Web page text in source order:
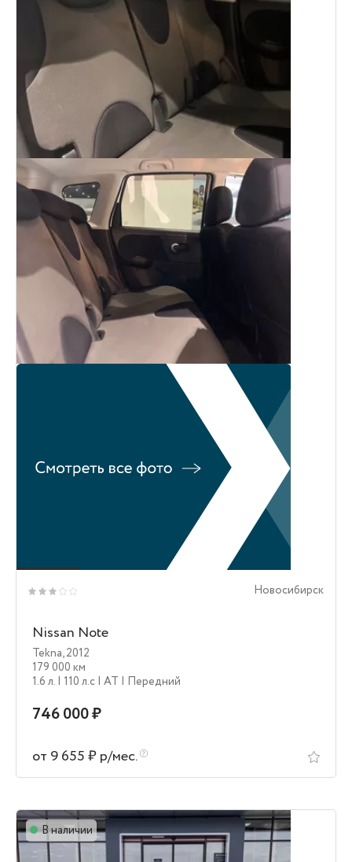
Новосибирск
Nissan Note
Tekna,2012
179 000 км
1.6 л. | 110 л.c | AT | Передний
746 000 ₽
от 9 655 ₽ р/мес.
В наличии